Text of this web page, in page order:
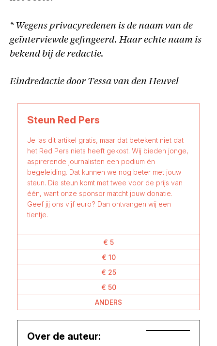
* Wegens privacyredenen is de naam van de
geïnterviewde gefingeerd. Haar echte naam is
bekend bij de redactie.
Eindredactie door Tessa van den Heuvel
Steun Red Pers
Je las dit artikel gratis, maar dat betekent niet dat
het Red Pers niets heeft gekost. Wij bieden jonge,
aspirerende journalisten een podium én
begeleiding. Dat kunnen we nog beter met jouw
steun. Die steun komt met twee voor de prijs van
één, want onze sponsor matcht jouw donatie.
Geef jij ons vijf euro? Dan ontvangen wij een
tientje.
€ 5
€ 10
€ 25
€ 50
ANDERS
Over de auteur: